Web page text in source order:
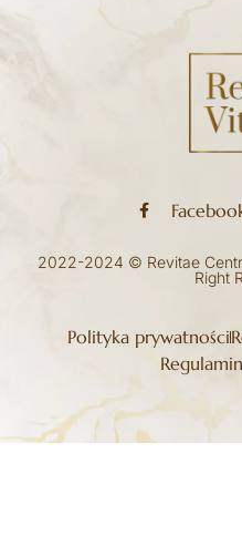
2022-2024 © Revitae
Right
Polityka prywatności